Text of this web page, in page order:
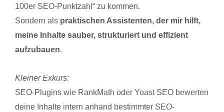
100er SEO-Punktzahl“ zu kommen.
Sondern als praktischen Assistenten, der mir hilft,
meine Inhalte sauber, strukturiert und effizient
aufzubauen.
Kleiner Exkurs:
SEO-Plugins wie RankMath oder Yoast SEO bewerten
deine Inhalte intern anhand bestimmter SEO-